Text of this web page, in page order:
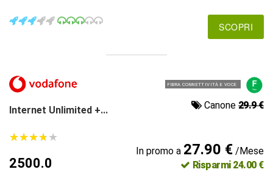
SCOPRI
FIBRA CONNETTIVITÀ E VOCE
Internet Unlimited +... Canone 29.9 €
★★★★★
★★★★★
2500.0
In promo a 27.90 €/Mese
Risparmi 24.00 €